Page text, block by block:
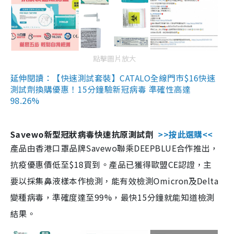
點擊圖片放大
延伸閱讀：【快速測試套裝】CATALO全線門市$16快速
測試劑換購優惠！15分鐘驗新冠病毒 準確性高達
98.26%
Savewo新型冠狀病毒快速抗原測試劑 >>按此選購<<
產品由香港口罩品牌Savewo聯乘DEEPBLUE合作推出，
抗疫優惠價低至$18買到。產品已獲得歐盟CE認證，主
要以採集鼻液樣本作檢測，能有效檢測Omicron及Delta
變種病毒，準確度達至99%，最快15分鐘就能知道檢測
結果。